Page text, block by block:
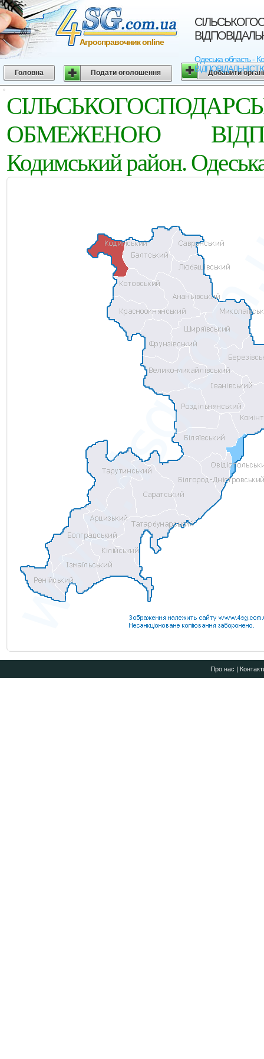
Одеська область
ВIДПОВIДАЛЬНIСТЮ
Агросправочник online
Головна Подати оголошення Добавити
ОБМЕЖЕНОЮ
Кодимський район.
Про нас |